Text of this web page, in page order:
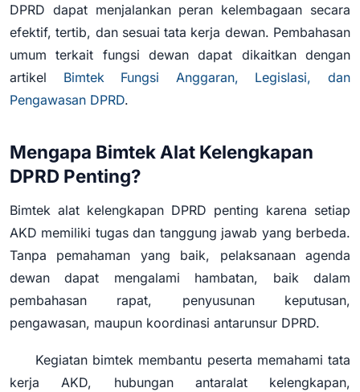
DPRD dapat menjalankan peran kelembagaan secara
efektif, tertib, dan sesuai tata kerja dewan. Pembahasan
umum terkait fungsi dewan dapat dikaitkan dengan
artikel Bimtek Fungsi Anggaran, Legislasi, dan
Pengawasan DPRD.
Mengapa Bimtek Alat Kelengkapan
DPRD Penting?
Bimtek alat kelengkapan DPRD penting karena setiap
AKD memiliki tugas dan tanggung jawab yang berbeda.
Tanpa pemahaman yang baik, pelaksanaan agenda
dewan dapat mengalami hambatan, baik dalam
pembahasan rapat, penyusunan keputusan,
pengawasan, maupun koordinasi antarunsur DPRD.
Kegiatan bimtek membantu peserta memahami tata
kerja AKD, hubungan antaralat kelengkapan,